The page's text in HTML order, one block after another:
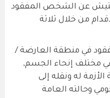
عن الشخص المفقود
من خلال ثلاثة
في منطقة العارضة /
مختلف إنحاء الجسم,
له ونقله إلى
وحالته العامة